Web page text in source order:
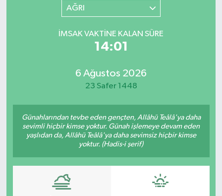
AĞRI
İMSAK VAKTINE KALAN SÜRE
14:01
6 Ağustos 2026
23 Safer 1448
Günahlarından tevbe eden gençten, Allâhü Teâlâ'ya daha
sevimli hiçbir kimse yoktur. Günah işlemeye devam eden
yaşlıdan da, Allâhü Teâlâ'ya daha sevimsiz hiçbir kimse
yoktur. (Hadis-i şerif)
Son Dakika Haberleri